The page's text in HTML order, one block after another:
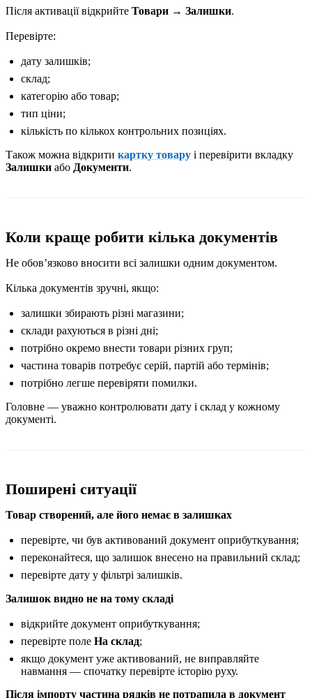
Після активації відкрийте Товари → Залишки.
Перевірте:
дату залишків;
склад;
категорію або товар;
тип ціни;
кількість по кількох контрольних позиціях.
Також можна відкрити картку товару і перевірити вкладку
Залишки або Документи.
Коли краще робити кілька документів
Не обовʼязково вносити всі залишки одним документом.
Кілька документів зручні, якщо:
залишки збирають різні магазини;
склади рахуються в різні дні;
потрібно окремо внести товари різних груп;
частина товарів потребує серій, партій або термінів;
потрібно легше перевіряти помилки.
Головне — уважно контролювати дату і склад у кожному
документі.
Поширені ситуації
Товар створений, але його немає в залишках
перевірте, чи був активований документ оприбуткування;
переконайтеся, що залишок внесено на правильний склад;
перевірте дату у фільтрі залишків.
Залишок видно не на тому складі
відкрийте документ оприбуткування;
перевірте поле На склад;
якщо документ уже активований, не виправляйте
навмання — спочатку перевірте історію руху.
Після імпорту частина рядків не потрапила в документ